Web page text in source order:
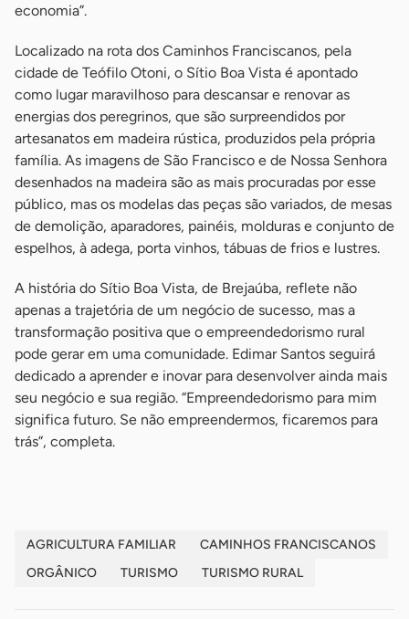
economia”.
Localizado na rota dos Caminhos Franciscanos, pela
cidade de Teófilo Otoni, o Sítio Boa Vista é apontado
como lugar maravilhoso para descansar e renovar as
energias dos peregrinos, que são surpreendidos por
artesanatos em madeira rústica, produzidos pela própria
família. As imagens de São Francisco e de Nossa Senhora
desenhados na madeira são as mais procuradas por esse
público, mas os modelas das peças são variados, de mesas
de demolição, aparadores, painéis, molduras e conjunto de
espelhos, à adega, porta vinhos, tábuas de frios e lustres.
A história do Sítio Boa Vista, de Brejaúba, reflete não
apenas a trajetória de um negócio de sucesso, mas a
transformação positiva que o empreendedorismo rural
pode gerar em uma comunidade. Edimar Santos seguirá
dedicado a aprender e inovar para desenvolver ainda mais
seu negócio e sua região. “Empreendedorismo para mim
significa futuro. Se não empreendermos, ficaremos para
trás”, completa.
AGRICULTURA FAMILIAR
CAMINHOS FRANCISCANOS
ORGÂNICO
TURISMO TURISMO RURAL